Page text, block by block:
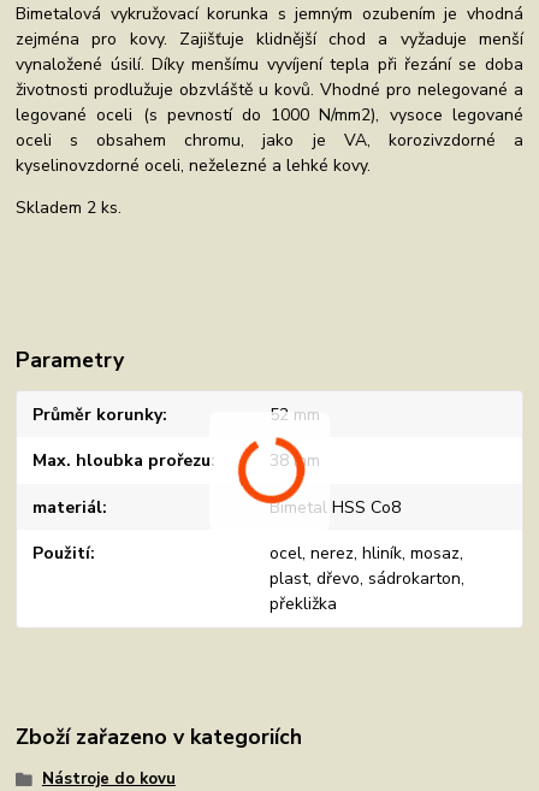
Bimetalová vykružovací korunka s jemným ozubením je vhodná
zejména pro kovy. Zajišťuje klidnější chod a vyžaduje menší
vynaložené úsilí. Díky menšímu vyvíjení tepla při řezání se doba
životnosti prodlužuje obzvláště u kovů. Vhodné pro nelegované a
legované oceli (s pevností do 1000 N/mm2), vysoce legované
oceli s obsahem chromu, jako je VA, korozivzdorné a
kyselinovzdorné oceli, neželezné a lehké kovy.
Skladem 2 ks.
Parametry
Průměr korunky 52 mm
Max. hloubka prořezu 38 mm
materiál Bimetal HSS Co8
Použití
ocel, nerez, hliník, mosaz,
plast, dřevo, sádrokarton,
překližka
Zboží zařazeno v kategoriích
Nástroje do kovu